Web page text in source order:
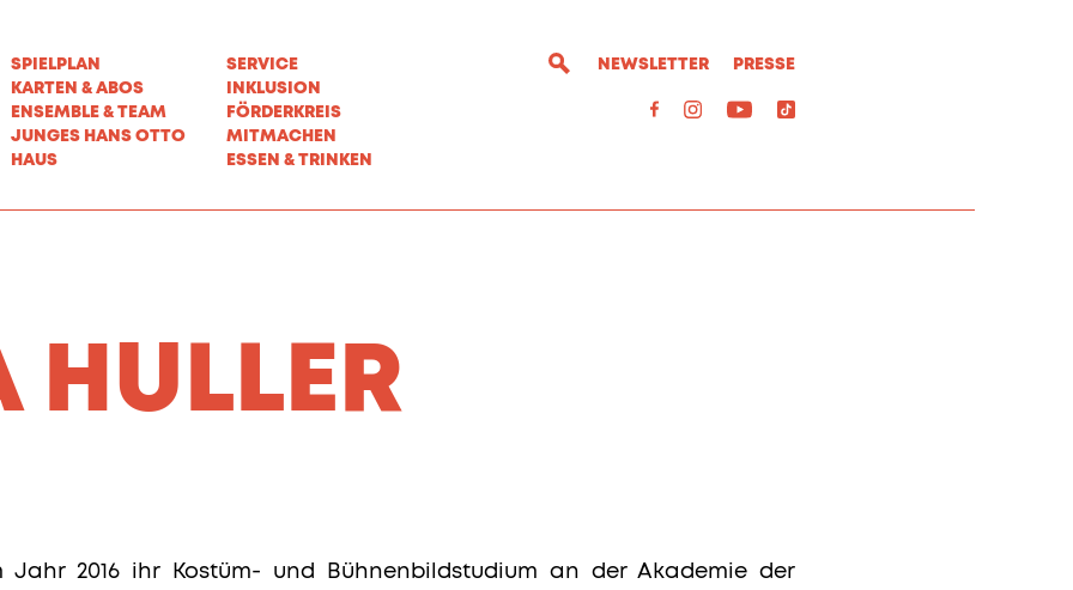
SPIELPLAN
KARTEN & ABOS
ENSEMBLE & TEAM
JUNGES HANS OTTO
HAUS
SERVICE
INKLUSION
FÖRDERKREIS
MITMACHEN
ESSEN & TRINKEN
NEWSLETTER PRESSE
HULLER
Jahr 2016 ihr Kostüm- und Bühnenbildstudium an der Akademie der